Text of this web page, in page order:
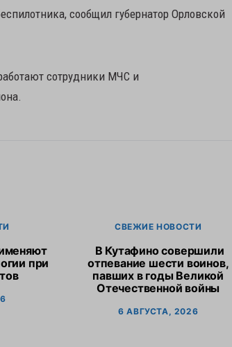
сообщил губернатор Орловской
сотрудники МЧС и
при
СВЕЖИЕ НОВОСТИ
В Кутафино совершили
отпевание шести воинов,
павших в годы Великой
Отечественной войны
6 АВГУСТА, 2026